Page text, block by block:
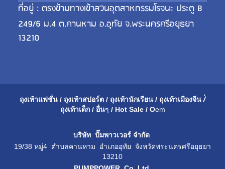
ที่อยู่ : ตรงข้ามทางเข้าสวนอุตสาหกรรมโรจนะ ประตู B
249/6 ม.4 ต.คานหาม อ.อุทัย จ.พระนครศรีอยุธยา
13210
ถุงเท้าแฟชั่น / ถุงเท้าสปอร์ต / ถุงเท้านักเรียน / ถุงเท้าเมืองจีน /่
ถุงเท้าเด็ก / อื่นๆ / Hot Sale / Oem
บริษัท ปั๊มพาวเวอร์ จำกัด
19/38 หมู่4 ตำบลคานหาม อำเภออุทัย จังหวัดพระนครศรีอยุธยา
13210